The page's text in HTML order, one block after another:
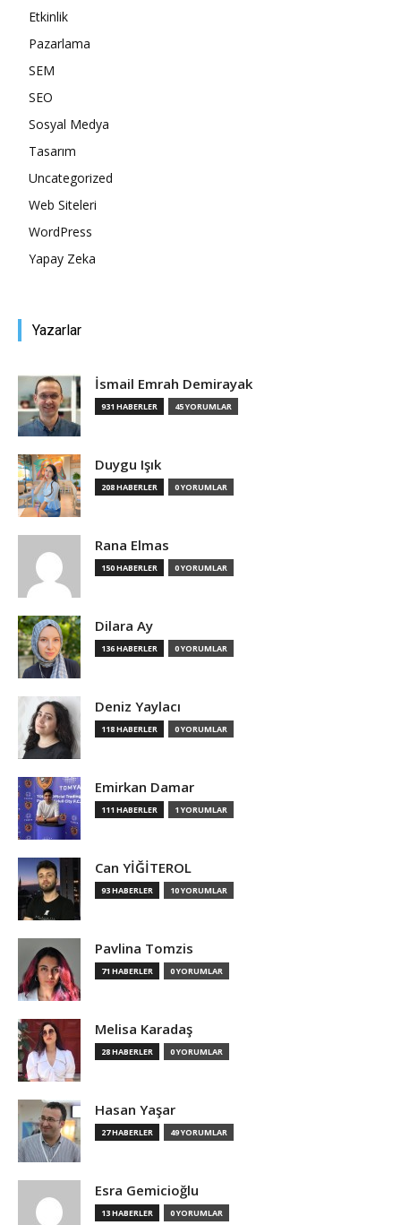
Etkinlik
Pazarlama
SEM
SEO
Sosyal Medya
Tasarım
Uncategorized
Web Siteleri
WordPress
Yapay Zeka
Yazarlar
İsmail Emrah Demirayak
931 HABERLER 45 YORUMLAR
Duygu Işık
208 HABERLER 0 YORUMLAR
Rana Elmas
150 HABERLER 0 YORUMLAR
Dilara Ay
136 HABERLER 0 YORUMLAR
Deniz Yaylacı
118 HABERLER 0 YORUMLAR
Emirkan Damar
111 HABERLER 1 YORUMLAR
Can YİĞİTEROL
93 HABERLER 10 YORUMLAR
Pavlina Tomzis
71 HABERLER 0 YORUMLAR
Melisa Karadaş
28 HABERLER 0 YORUMLAR
Hasan Yaşar
27 HABERLER 49 YORUMLAR
Esra Gemicioğlu
13 HABERLER 0 YORUMLAR